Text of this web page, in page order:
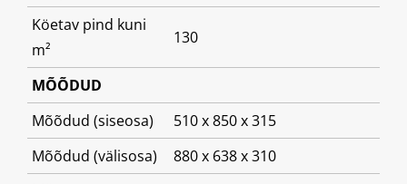
Köetav pind kuni
m²
130
MÕÕDUD
Mõõdud (siseosa)
510 x 850 x 315
Mõõdud (välisosa)
880 x 638 x 310